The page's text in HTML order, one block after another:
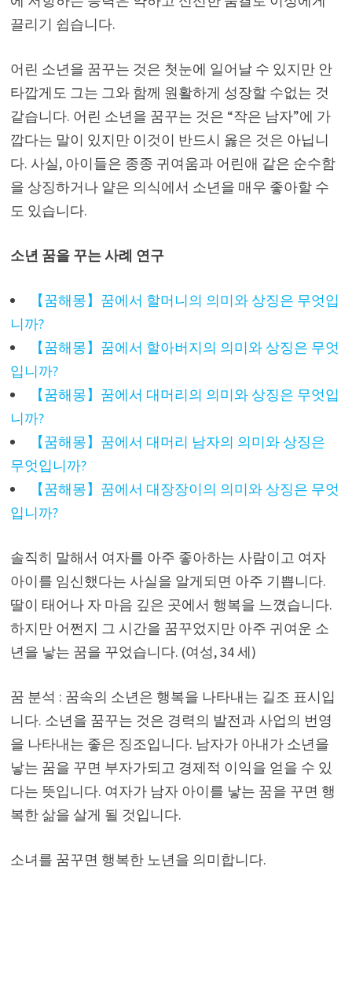
끌리기 쉽습니다.
어린 소년을 꿈꾸는 것은 첫눈에 일어날 수 있지만 안
타깝게도 그는 그와 함께 원활하게 성장할 수없는 것
같습니다. 어린 소년을 꿈꾸는 것은 “작은 남자”에 가
깝다는 말이 있지만 이것이 반드시 옳은 것은 아닙니
다. 사실, 아이들은 종종 귀여움과 어린애 같은 순수함
을 상징하거나 얕은 의식에서 소년을 매우 좋아할 수
도 있습니다.
소년 꿈을 꾸는 사례 연구
【꿈해몽】꿈에서 할머니의 의미와 상징은 무엇입
니까?
【꿈해몽】꿈에서 할아버지의 의미와 상징은 무엇
입니까?
【꿈해몽】꿈에서 대머리의 의미와 상징은 무엇입
니까?
【꿈해몽】꿈에서 대머리 남자의 의미와 상징은
무엇입니까?
【꿈해몽】꿈에서 대장장이의 의미와 상징은 무엇
입니까?
솔직히 말해서 여자를 아주 좋아하는 사람이고 여자
아이를 임신했다는 사실을 알게되면 아주 기쁩니다.
딸이 태어나 자 마음 깊은 곳에서 행복을 느꼈습니다.
하지만 어쩐지 그 시간을 꿈꾸었지만 아주 귀여운 소
년을 낳는 꿈을 꾸었습니다. (여성, 34 세)
꿈 분석 : 꿈속의 소년은 행복을 나타내는 길조 표시입
니다. 소년을 꿈꾸는 것은 경력의 발전과 사업의 번영
을 나타내는 좋은 징조입니다. 남자가 아내가 소년을
낳는 꿈을 꾸면 부자가되고 경제적 이익을 얻을 수 있
다는 뜻입니다. 여자가 남자 아이를 낳는 꿈을 꾸면 행
복한 삶을 살게 될 것입니다.
소녀를 꿈꾸면 행복한 노년을 의미합니다.